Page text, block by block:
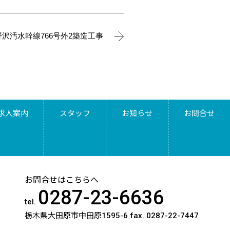
汚水幹線766号外2築造工事
人案内 スタッフ お知らせ お問合せ
お問合せはこちらへ
tel. 0287-23-6636
栃木県大田原市中田原1595-6 fax. 0287-22-7447